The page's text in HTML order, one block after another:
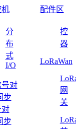
机 配件区
分
布
式
I/O
步
控
器
LoRaWan
网
关